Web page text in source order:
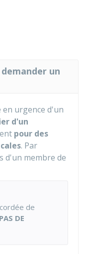
un
en urgence d'un
d'un
pour des
. Par
d'un membre de
de
DE